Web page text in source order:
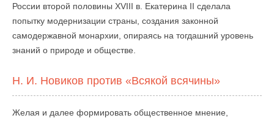
России второй половины XVIII в. Екатерина II сделала
попытку модернизации страны, создания законной
самодержавной монархии, опираясь на тогдашний уровень
знаний о природе и обществе.
Н. И. Новиков против «Всякой всячины»
Желая и далее формировать общественное мнение,